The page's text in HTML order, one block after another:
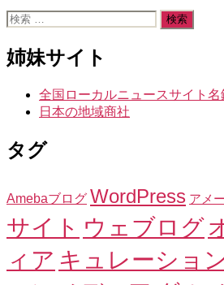
検
対
象:
姉妹サイト
全国ローカルニュースサイト名
日本の地域商社
タグ
Amebaブログ WordPress アメ
サイト ウェブログ
ィア キュレーショ